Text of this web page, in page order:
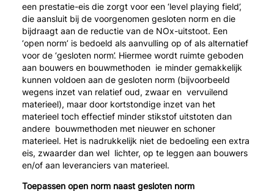
een prestatie-eis die zorgt voor een ‘level playing field’,
die aansluit bij de voorgenomen gesloten norm en die
bijdraagt aan de reductie van de NOx-uitstoot. Een
‘open norm’ is bedoeld als aanvulling op of als alternatief
voor de ‘gesloten norm’. Hiermee wordt ruimte geboden
aan bouwers en bouwmethoden ie minder gemakkelijk
kunnen voldoen aan de gesloten norm (bijvoorbeeld
wegens inzet van relatief oud, zwaar en vervuilend
materieel), maar door kortstondige inzet van het
materieel toch effectief minder stikstof uitstoten dan
andere bouwmethoden met nieuwer en schoner
materieel. Het is nadrukkelijk niet de bedoeling een extra
eis, zwaarder dan wel lichter, op te leggen aan bouwers
en/of aan leveranciers van materieel.
Toepassen open norm naast gesloten norm